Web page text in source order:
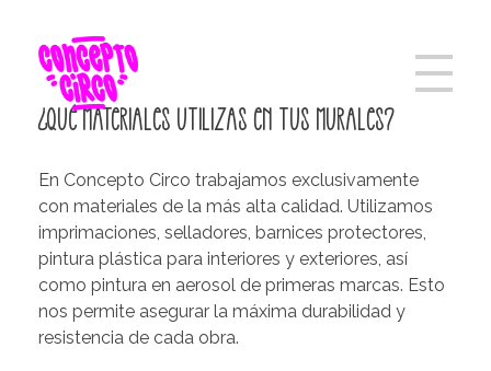
¿Qué materiales utilizas en tus murales?
En Concepto Circo trabajamos exclusivamente
con materiales de la más alta calidad. Utilizamos
imprimaciones, selladores, barnices protectores,
pintura plástica para interiores y exteriores, así
como pintura en aerosol de primeras marcas. Esto
nos permite asegurar la máxima durabilidad y
resistencia de cada obra.